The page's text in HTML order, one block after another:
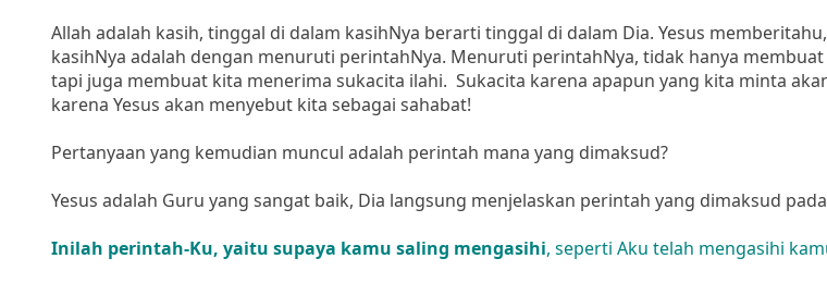
Allah adalah kasih, tinggal di dalam kasihNya berarti tinggal di dalam Dia. Yesus
kasihNya adalah dengan menuruti perintahNya. Menuruti perintahNya, tidak hanya
tapi juga membuat kita menerima sukacita ilahi. Sukacita karena apapun yang kita minta
karena Yesus akan menyebut kita sebagai sahabat!
Pertanyaan yang kemudian muncul adalah perintah mana yang dimaksud?
Yesus adalah Guru yang sangat baik, Dia langsung menjelaskan perintah yang dimaksud
Inilah perintah-Ku, yaitu supaya kamu saling mengasihi, seperti Aku telah mengasihi